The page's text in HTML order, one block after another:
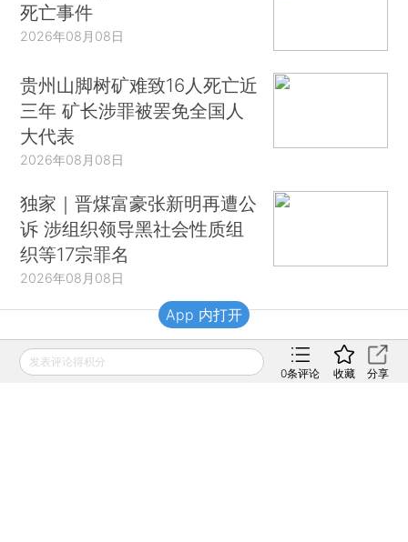
死亡事件
2026年08月08日
贵州山脚树矿难致16人死亡近
三年 矿长涉罪被罢免全国人
大代表
2026年08月08日
独家｜晋煤富豪张新明再遭公
诉 涉组织领导黑社会性质组
织等17宗罪名
2026年08月08日
财新移动
发表评论得积分
0条评论 收藏 分享
App 内打开